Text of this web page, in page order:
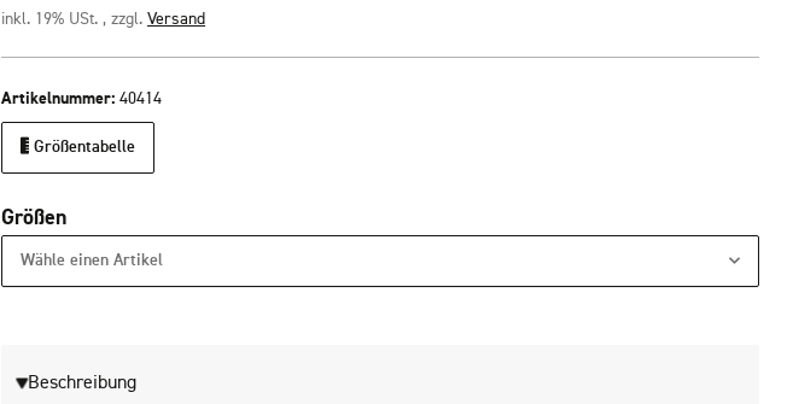
inkl. 19% USt. , zzgl. Versand
Artikelnummer: 40414
Größentabelle
Größen
Wähle einen Artikel
Beschreibung